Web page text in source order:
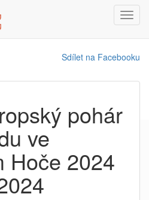
Sdílet na Facebooku
pohár
ve
Hoče 2024